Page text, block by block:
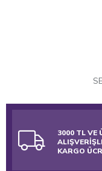
3000 TL VE
KARGO